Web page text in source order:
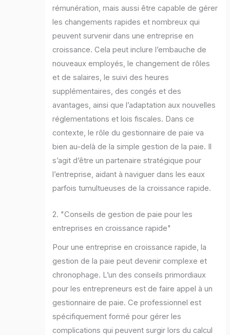
rémunération, mais aussi être capable de gérer
les changements rapides et nombreux qui
peuvent survenir dans une entreprise en
croissance. Cela peut inclure l’embauche de
nouveaux employés, le changement de rôles
et de salaires, le suivi des heures
supplémentaires, des congés et des
avantages, ainsi que l’adaptation aux nouvelles
réglementations et lois fiscales. Dans ce
contexte, le rôle du gestionnaire de paie va
bien au-delà de la simple gestion de la paie. Il
s’agit d’être un partenaire stratégique pour
l’entreprise, aidant à naviguer dans les eaux
parfois tumultueuses de la croissance rapide.
2. "Conseils de gestion de paie pour les
entreprises en croissance rapide"
Pour une entreprise en croissance rapide, la
gestion de la paie peut devenir complexe et
chronophage. L’un des conseils primordiaux
pour les entrepreneurs est de faire appel à un
gestionnaire de paie. Ce professionnel est
spécifiquement formé pour gérer les
complications qui peuvent surgir lors du calcul